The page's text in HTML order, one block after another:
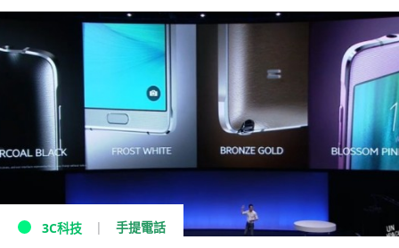
3C科技 手提電話